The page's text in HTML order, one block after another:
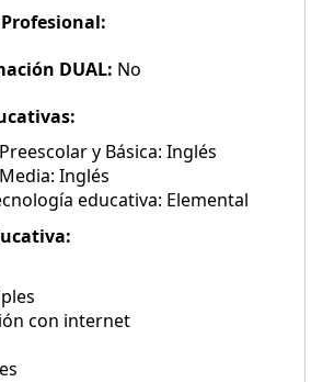
DUAL: No
y Básica: Inglés
Inglés
educativa: Elemental
con internet